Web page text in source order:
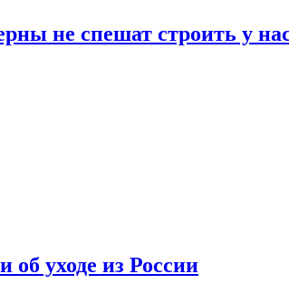
не спешат строить у
об уходе из России